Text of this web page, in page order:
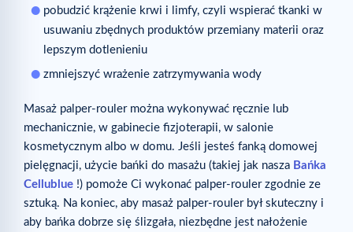
pobudzić krążenie krwi i limfy, czyli wspierać tkanki w
usuwaniu zbędnych produktów przemiany materii oraz
lepszym dotlenieniu
zmniejszyć wrażenie zatrzymywania wody
Masaż palper-rouler można wykonywać ręcznie lub
mechanicznie, w gabinecie fizjoterapii, w salonie
kosmetycznym albo w domu. Jeśli jesteś fanką domowej
pielęgnacji, użycie bańki do masażu (takiej jak nasza Bańka
Cellublue !) pomoże Ci wykonać palper-rouler zgodnie ze
sztuką. Na koniec, aby masaż palper-rouler był skuteczny i
aby bańka dobrze się ślizgała, niezbędne jest nałożenie